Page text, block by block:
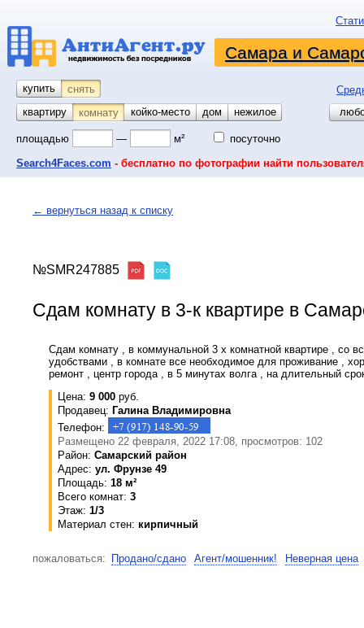
Самара и
купить снять
квартиру
комнату койко-место дом гараж
участок
нежилое
площадью — м² посуточно
Search4Faces.com - бесплатно по фотографии найти
← вернуться назад к списку
№SMR247885
Сдам комнату в 3-к квартире в
Сдам комнату , в коммунальной 3 х комнатной квартире , со
удобствами , в комнате все необходимое для проживание ,
ремонт , центр города , в 5 минутах волга , на длительный
Цена: 9 000 руб.
Продавец: Галина Владимировна
Телефон:
Размещено 22 февраля, 2022 17:08, просмотров: 102
Район: Самарский район
Адрес: ул. Фрунзе 49
Площадь: 18 м²
Всего комнат: 3
Этаж: 1/3
Материал стен: кирпичный
пожаловаться: Продано/сдано Агент/мошенник! Неверная цена